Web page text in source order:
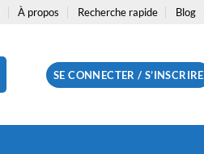
À propos Recherche rapide Blog
SE CONNECTER / S’INSCRIRE